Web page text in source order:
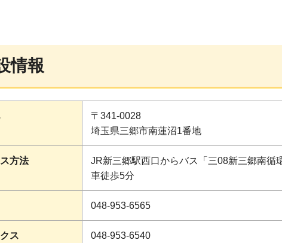
情報
〒341-0028
埼玉県三郷市南蓮沼1番地
方法
JR新三郷駅西口からバス「三08新三郷南循
車徒歩5分
048-953-6565
ス 048-953-6540